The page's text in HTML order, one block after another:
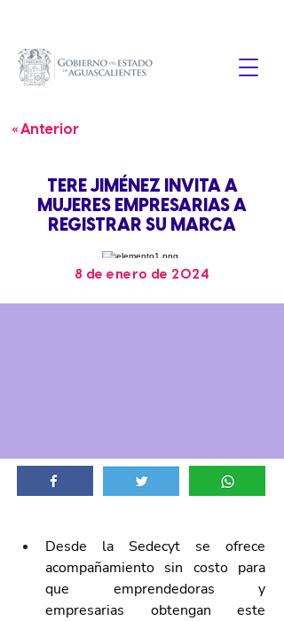
« Anterior
TERE JIMÉNEZ INVITA A
MUJERES EMPRESARIAS A
REGISTRAR SU MARCA
8 de enero de 2024
Desde la Sedecyt se ofrece
acompañamiento sin costo para
que emprendedoras y
empresarias obtengan este